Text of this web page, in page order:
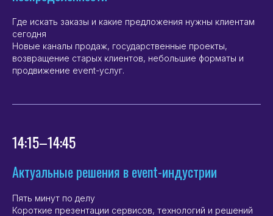
Где искать заказы и какие предложения нужны клиентам
сегодня
Новые каналы продаж, государственные проекты,
возвращение старых клиентов, небольшие форматы и
продвижение event-услуг.
14:15–14:45
Актуальные решения в event-индустрии
Пять минут по делу
Короткие презентации сервисов, технологий и решений